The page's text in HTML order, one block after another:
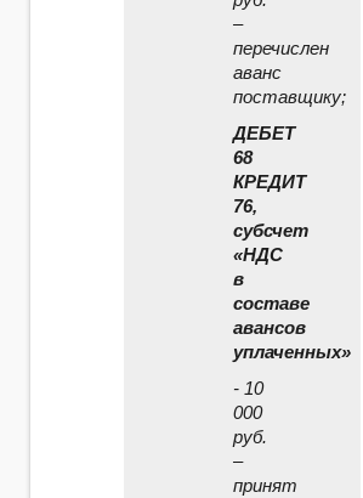
–
перечислен
аванс
поставщику;
ДЕБЕТ
68
КРЕДИТ
76,
субсчет
«НДС
в
составе
авансов
уплаченных»
- 10
000
руб.
–
принят